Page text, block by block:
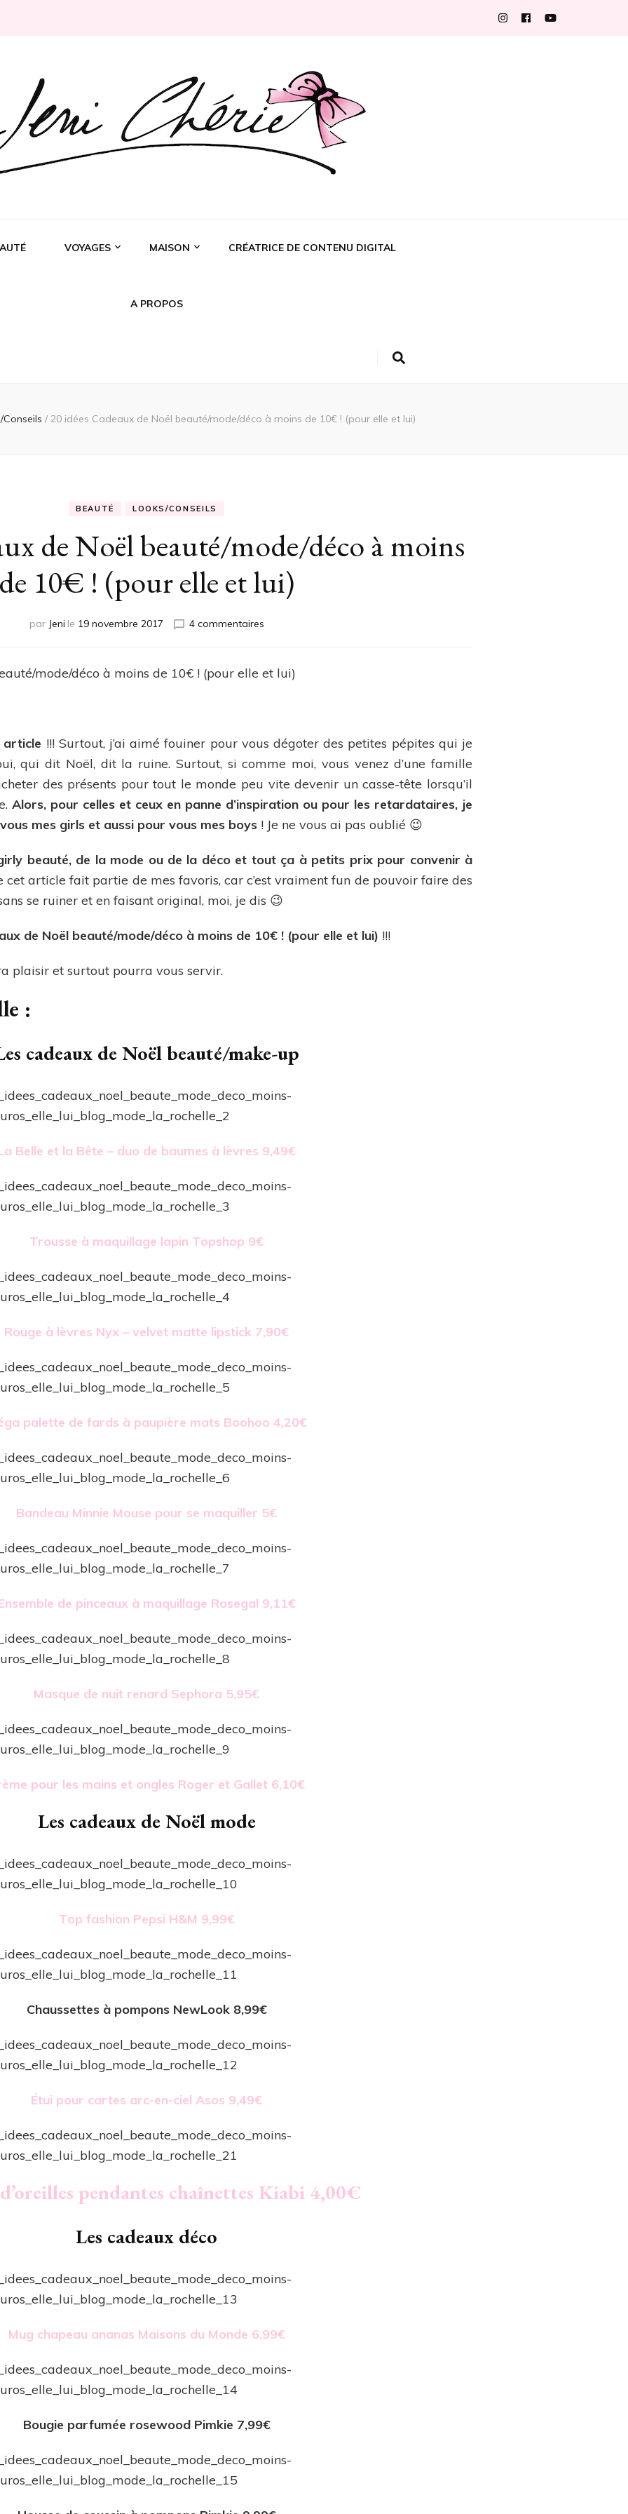
VOYAGES MAISON CRÉATRICE DE CONTENU DIGITAL
A PROPOS
Conseils / 20 idées Cadeaux de Noël beauté/mode/déco à moins de 10€ ! (pour elle et lui)
BEAUTÉ LOOKS/CONSEILS
de Noël beauté/mode/déco à moins
10€ ! (pour elle et lui)
par Jeni le 19 novembre 2017 4 commentairessur
Cadeaux
de
moins
10€
(pour
et
article !!! Surtout, j’ai aimé fouiner pour vous dégoter des petites pépites qui je
qui dit Noël, dit la ruine. Surtout, si comme moi, vous venez d’une famille
des présents pour tout le monde peu vite devenir un casse-tête lorsqu’il
Alors, pour celles et ceux en panne d’inspiration ou pour les retardataires, je
mes girls et aussi pour vous mes boys ! Je ne vous ai pas oublié 😉
beauté, de la mode ou de la déco et tout ça à petits prix pour convenir à
cet article fait partie de mes favoris, car c’est vraiment fun de pouvoir faire des
se ruiner et en faisant original, moi, je dis 😉
de Noël beauté/mode/déco à moins de 10€ ! (pour elle et lui) !!!
plaisir et surtout pourra vous servir.
:
cadeaux de Noël beauté/make-up
Belle et la Bête – duo de baumes à lèvres 9,49€
Trousse à maquillage lapin Topshop 9€
Rouge à lèvres Nyx – velvet matte lipstick 7,90€
palette de fards à paupière mats Boohoo 4,20€
Bandeau Minnie Mouse pour se maquiller 5€
de pinceaux à maquillage Rosegal 9,11€
Masque de nuit renard Sephora 5,95€
pour les mains et ongles Roger et Gallet 6,10€
Les cadeaux de Noël mode
Top fashion Pepsi H&M 9,99€
Chaussettes à pompons NewLook 8,99€
Étui pour cartes arc-en-ciel Asos 9,49€
pendantes chaînettes Kiabi 4,00€
Les cadeaux déco
Mug chapeau ananas Maisons du Monde 6,99€
Bougie parfumée rosewood Pimkie 7,99€